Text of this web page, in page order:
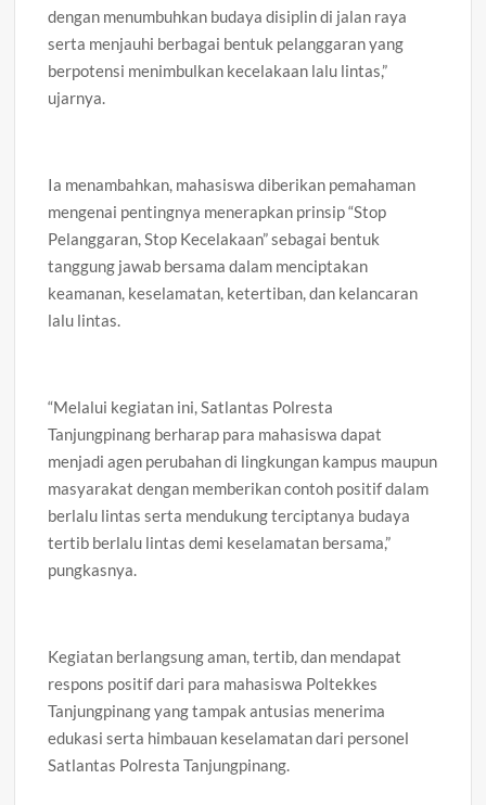
dengan menumbuhkan budaya disiplin di jalan raya
serta menjauhi berbagai bentuk pelanggaran yang
berpotensi menimbulkan kecelakaan lalu lintas,”
ujarnya.
Ia menambahkan, mahasiswa diberikan pemahaman
mengenai pentingnya menerapkan prinsip “Stop
Pelanggaran, Stop Kecelakaan” sebagai bentuk
tanggung jawab bersama dalam menciptakan
keamanan, keselamatan, ketertiban, dan kelancaran
lalu lintas.
“Melalui kegiatan ini, Satlantas Polresta
Tanjungpinang berharap para mahasiswa dapat
menjadi agen perubahan di lingkungan kampus maupun
masyarakat dengan memberikan contoh positif dalam
berlalu lintas serta mendukung terciptanya budaya
tertib berlalu lintas demi keselamatan bersama,”
pungkasnya.
Kegiatan berlangsung aman, tertib, dan mendapat
respons positif dari para mahasiswa Poltekkes
Tanjungpinang yang tampak antusias menerima
edukasi serta himbauan keselamatan dari personel
Satlantas Polresta Tanjungpinang.